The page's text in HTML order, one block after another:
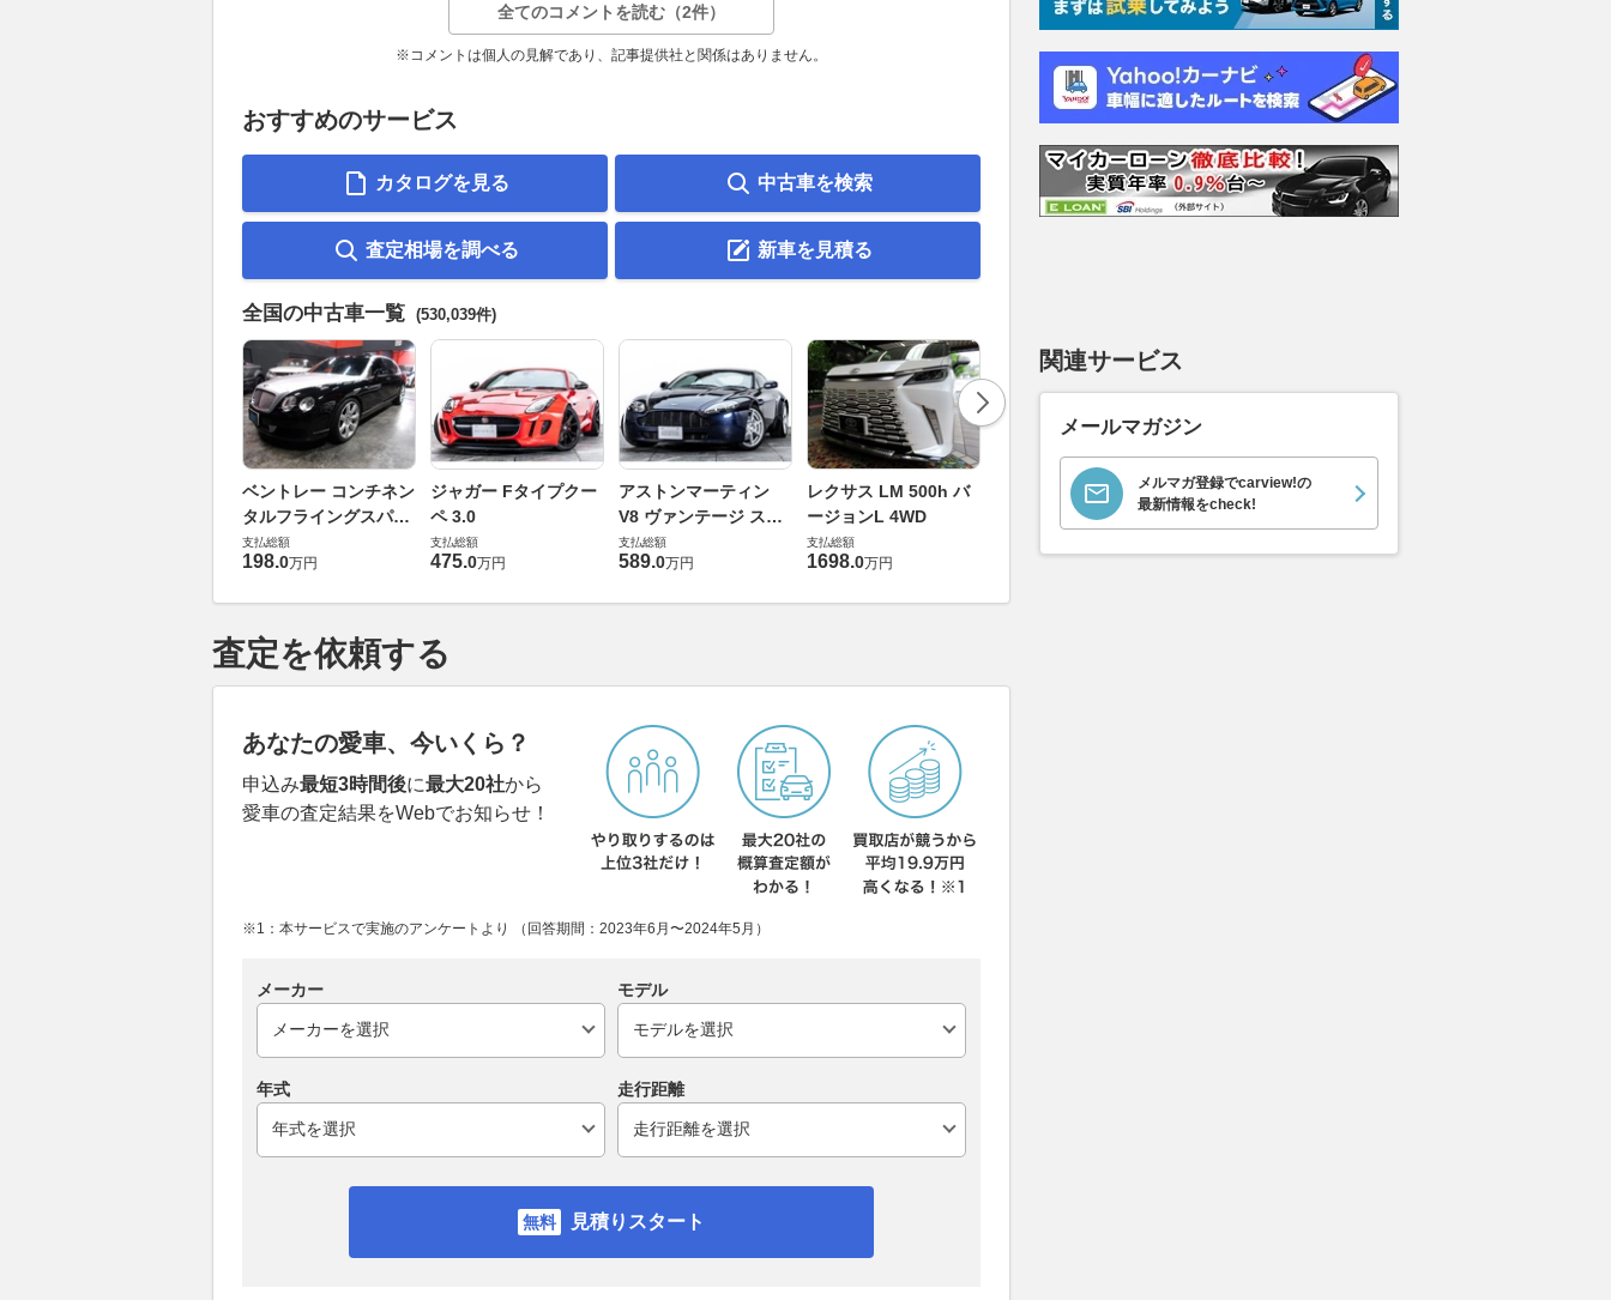
全てのコメントを読む（2件）
※コメントは個人の見解であり、記事提供社と関係はありません。
おすすめのサービス
カタログを見る 中古車を検索
査定相場を調べる 新車を見積る
全国の中古車一覧 (530,039件)
ベントレー コンチネン
タルフライングスパー
6.0 4WD
支払総額
198.0万円
ジャガー Fタイプクー
ペ 3.0
支払総額
475.0万円
アストンマーティン
V8 ヴァンテージ スポ
ーツシフト
支払総額
589.0万円
レクサス LM 500h バ
ージョンL 4WD
支払総額
1698.0万円
ロールスロイス ゴース
ト ロールスロイス ゴ
ースト(第1世代 / RR4)
1万円
ホンダ NSX 3.0
支払総額
898.0万円
ケージ
支払総額
684
査定を依頼する
あなたの愛車、今いくら？
申込み最短3時間後に最大20社から
愛車の査定結果をWebでお知らせ！
※1：本サービスで実施のアンケートより （回答期間：2023年6月〜2024年5月）
メーカー モデル
年式 走行距離
見積りスタート
関連サービス
メールマガジン
メルマガ登録でcarview!の
最新情報をcheck!